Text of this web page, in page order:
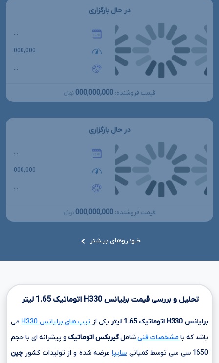
در حال بارگزاری
...
000,000
...
قیمت فروشنده: 000,000,000 تومانءءء
در حال بارگزاری
...
000,000
...
قیمت فروشنده: 000,000,000 تومانءءء
خـودروهای بیـشتر
تحلیل و بررسی قیمت برلیانس H330 اتوماتیک1.65 لیتر
برلیانس H330اتوماتیک1.65 لیتر یکی از تیپ های برلیانس H330
می
باشد که با مشخصات فنیشاملگیربکس اتوماتیک و پیشرانه ای با حجم
1650 سی سی
توسط کمپانی سایپاعرضه شده و از تولیدات کشور چین